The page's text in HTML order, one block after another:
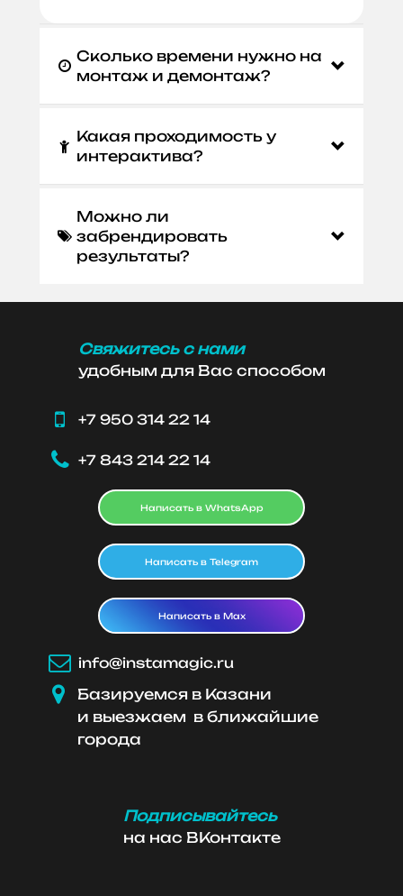

Сколько времени нужно на
монтаж и демонтаж?

Какая проходимость у
интерактива?

Можно ли
забрендировать
результаты?
Свяжитесь с нами
удобным для Вас способом
 +7 950 314 22 14
 +7 843 214 22 14
Написать в WhatsApp
Написать в Telegram
Написать в Max
 info@instamagic.ru

Базируемся в Казани
и выезжаем в ближайшие
города
Подписывайтесь
на нас ВКонтакте